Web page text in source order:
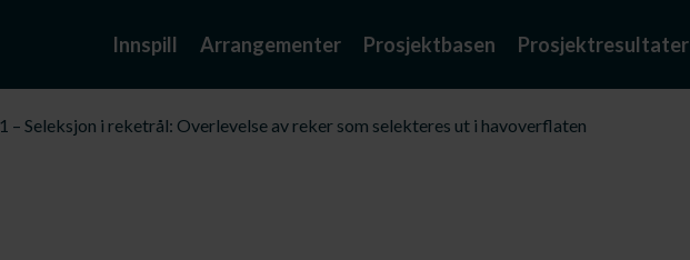
Innspill Arrangementer Prosjektbasen Prosjektresultater
– Seleksjon i reketrål: Overlevelse av reker som selekteres ut i havoverflaten